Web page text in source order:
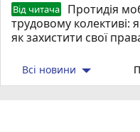
Від читача
Протидія
трудовому колективі:
як захистити свої
Всі новини